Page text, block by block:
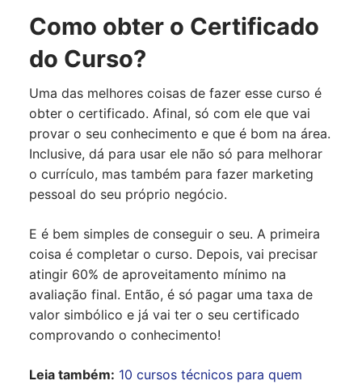
Como obter o Certificado
do Curso?
Uma das melhores coisas de fazer esse curso é
obter o certificado. Afinal, só com ele que vai
provar o seu conhecimento e que é bom na área.
Inclusive, dá para usar ele não só para melhorar
o currículo, mas também para fazer marketing
pessoal do seu próprio negócio.
E é bem simples de conseguir o seu. A primeira
coisa é completar o curso. Depois, vai precisar
atingir 60% de aproveitamento mínimo na
avaliação final. Então, é só pagar uma taxa de
valor simbólico e já vai ter o seu certificado
comprovando o conhecimento!
Leia também: 10 cursos técnicos para quem